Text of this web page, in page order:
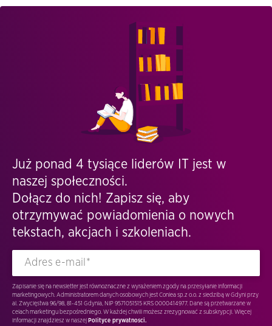
Już ponad 4 tysiące liderów IT jest w
naszej społeczności.
Dołącz do nich! Zapisz się, aby
otrzymywać powiadomienia o nowych
tekstach, akcjach i szkoleniach.
Zapisanie się na newsletter jest równoznaczne z wyrażeniem zgody na przesyłanie informacji
marketingowych. Administratorem danych osobowych jest Conlea sp.z o.o. z siedzibą w Gdyni przy
al. Zwycięstwa 96/98, 81-451 Gdynia, NIP 9571051515 KRS 0000414977. Dane są przetwarzane w
celach marketingu bezpośredniego. W każdej chwili możesz zrezygnować z subskrypcji. Więcej
informacji znajdziesz w naszej Polityce prywatnosci.